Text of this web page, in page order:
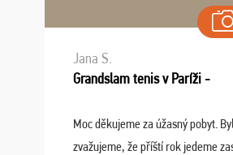
Jana S.
Grandslam tenis v Paríži -
Moc děkujeme za úžasný pobyt.
zvažujeme, že příští rok jedeme